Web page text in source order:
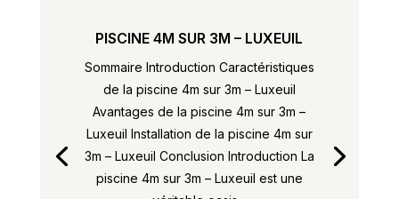
PISCINE 4M SUR 3M – LUXEUIL
Sommaire Introduction Caractéristiques
de la piscine 4m sur 3m – Luxeuil
Avantages de la piscine 4m sur 3m –
Luxeuil Installation de la piscine 4m sur
3m – Luxeuil Conclusion Introduction La
piscine 4m sur 3m – Luxeuil est une